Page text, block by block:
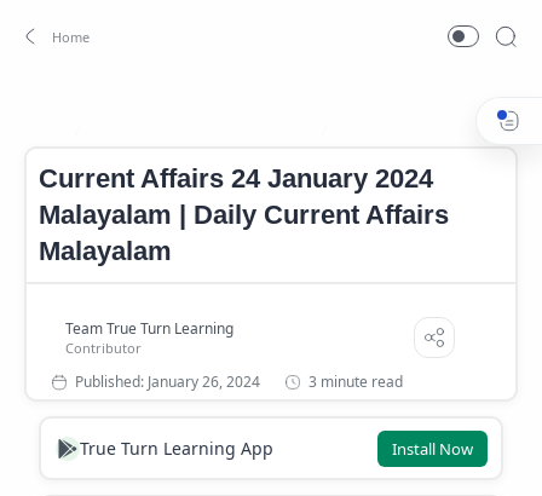
Current Affairs January
Current Affairs 24 January 2024
Malayalam | Daily Current Affairs
Malayalam
3 minute read
True Turn Learning App Install Now